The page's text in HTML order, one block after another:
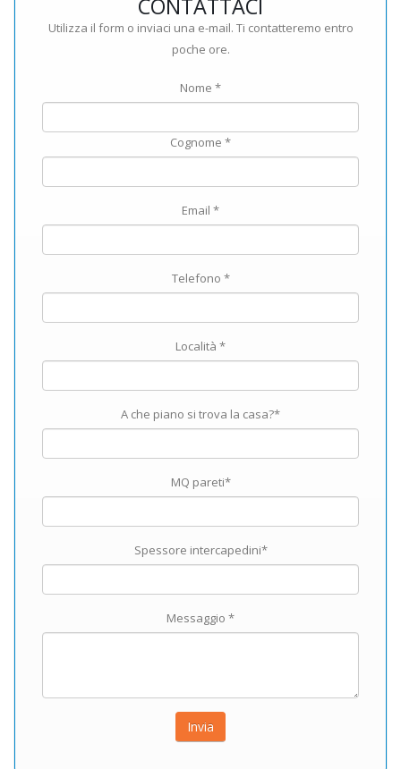
CONTATTACI
Utilizza il form o inviaci una e-mail. Ti contatteremo entro
poche ore.
Nome *
Cognome *
Email *
Telefono *
Località *
A che piano si trova la casa?*
MQ pareti*
Spessore intercapedini*
Messaggio *